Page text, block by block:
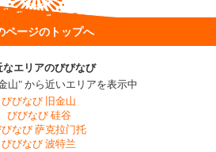
ページのトップへ
なエリアのびびなび
山" から近いエリアを表示中
びびなび 旧金山
びびなび 硅谷
なび 萨克拉门托
びびなび 波特兰